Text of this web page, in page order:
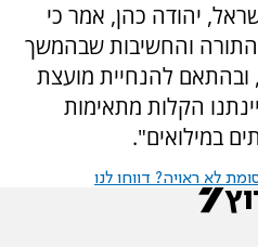
יהודה כהן, אמר כי
והחשיבות שבהמשך
ובהתאם להנחיית מועצת
הקלות מתאימות
במילואים".
לא ראויה? דווחו לנו